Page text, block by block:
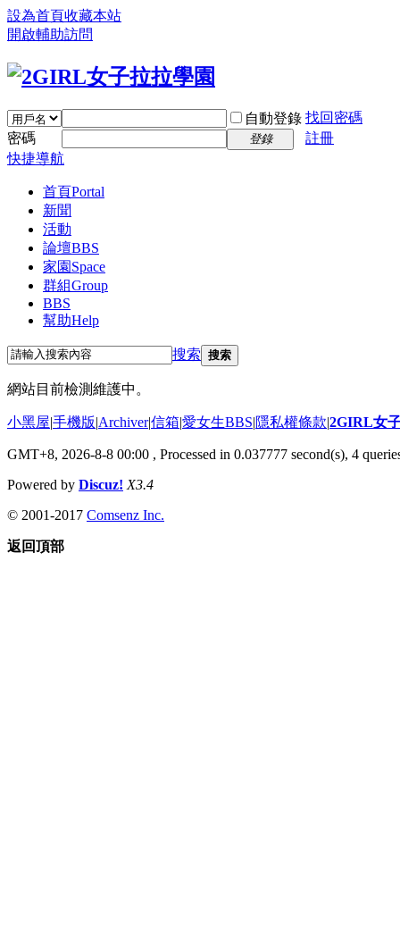
設為首頁收藏本站
開啟輔助訪問
自動登錄 找回密碼
密碼
登錄
註冊
快捷導航
首頁Portal
新聞
活動
論壇BBS
家園 Space
群組Group
BBS
幫助Help
搜索 搜索
網站目前檢測維護中。
小黑屋|手機版|Archiver|信箱|愛女生BBS|隱私權條款|2GIRL女
GMT+8, 2026-8-8 00:00 , Processed in 0.037777 second(s), 4
Powered by Discuz! X3.4
© 2001-2017 Comsenz Inc.
返回頂部